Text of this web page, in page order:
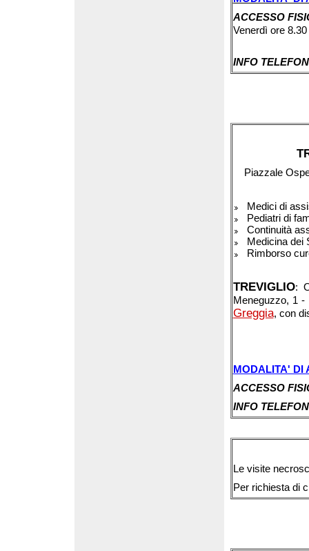
ACCESSO
Venerdì ore
INFO
Piazzale
Medici di
Pediatri di
Continuità
Medicina dei
Rimborso
TREVIGLIO:
Meneguzzo, 1
Greggia, con
MODALITA' DI
ACCESSO
INFO
Le visite
Per richiesta di